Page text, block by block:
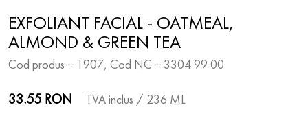
EXFOLIANT FACIAL - OATMEAL,
ALMOND & GREEN TEA
Cod produs − 1907, Cod NC − 3304 99 00
33.55 RON TVA inclus / 236 ML